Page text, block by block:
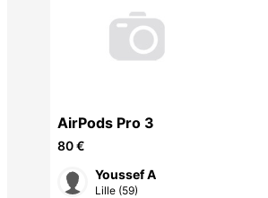
AirPods Pro 3
80 €
Youssef A
Lille (59)